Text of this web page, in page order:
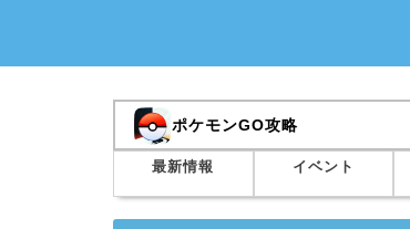
ポケモンGO攻略
最新情報 イベント